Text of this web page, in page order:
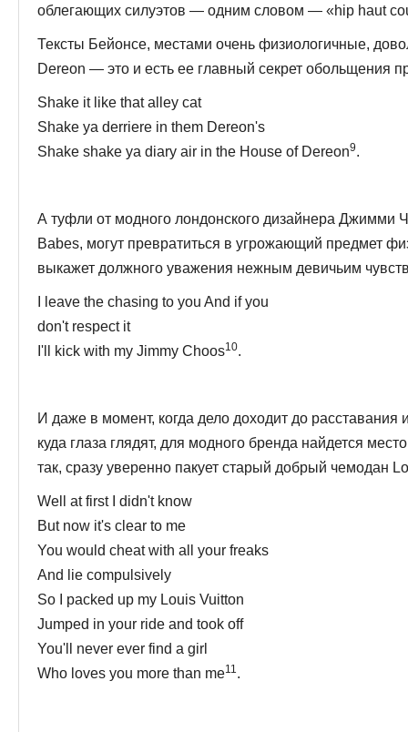
облегаю­щих силуэтов — одним словом — «hip haut
Тексты Бейонсе, местами очень физиологичные,
Dereon — это и есть ее главный секрет обольще­ния
Shake it like that alley cat
Shake ya derriere in them Dereon's
Shake shake ya diary air in the House of Dereon9.
А туфли от модного лондонского дизайнера Джимми
Babes, могут превратиться в угрожающий пред­мет
выкажет должного уважения нежным девичьим
I leave the chasing to you And if you
don't respect it
I'll kick with my Jimmy Choos10.
И даже в момент, когда дело доходит до расставания
куда глаза глядят, для модного бренда найдется
так, сразу уверенно пакует старый добрый чемодан
Well at first I didn't know
But now it's clear to me
You would cheat with all your freaks
And lie compulsively
So I packed up my Louis Vuitton
Jumped in your ride and took off
You'll never ever find a girl
Who loves you more than me11.